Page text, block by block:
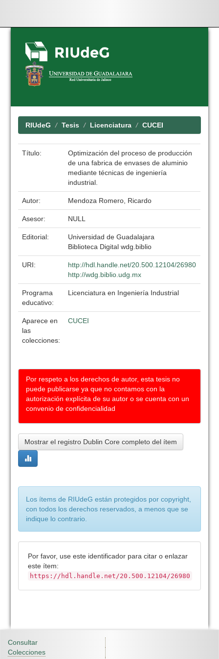
Skip
navigation
RIUdeG Tesis Licenciatura CUCEI
Título:
Optimización del proceso de producción
de una fabrica de envases de aluminio
mediante técnicas de ingeniería
industrial.
Autor: Mendoza Romero, Ricardo
Asesor: NULL
Editorial:
Universidad de Guadalajara
Biblioteca Digital wdg.biblio
URI:
http://hdl.handle.net/20.500.12104/26980
http://wdg.biblio.udg.mx
Programa
educativo:
Licenciatura en Ingeniería Industrial
Aparece en
las
colecciones:
CUCEI
Por respeto a los derechos de autor, esta tesis no
puede publicarse ya que no contamos con la
autorización explícita de su autor o se cuenta con un
convenio de confidencialidad
Mostrar el registro Dublin Core completo del ítem
Los ítems de RIUdeG están protegidos por copyright,
con todos los derechos reservados, a menos que se
indique lo contrario.
Por favor, use este identificador para citar o enlazar
este ítem:
https://hdl.handle.net/20.500.12104/26980
Consultar
Colecciones